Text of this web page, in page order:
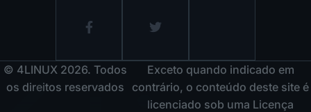
© 4LINUX 2026. Todos
os direitos reservados
Exceto quando indicado em
contrário, o conteúdo deste site é
licenciado sob uma Licença